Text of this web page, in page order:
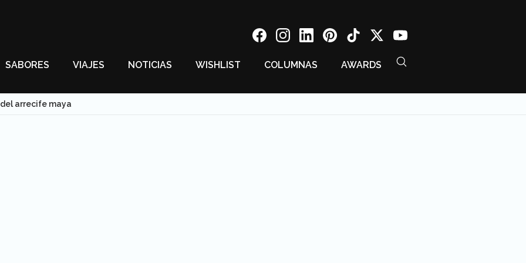
SABORES VIAJES NOTICIAS WISHLIST COLUMNAS AWARDS
arrecife maya